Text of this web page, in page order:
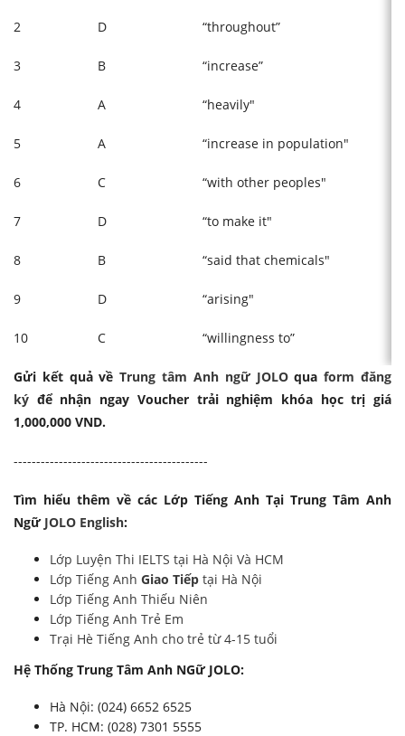
2 D “throughout”
3 B “increase”
4 A “heavily"
5 A “increase in population"
6 C “with other peoples"
7 D “to make it"
8 B “said that chemicals"
9 D “arising"
10 C “willingness to”
Gửi kết quả về Trung tâm Anh ngữ JOLO qua form đăng
ký để nhận ngay Voucher trải nghiệm khóa học trị giá
1,000,000 VND.
-------------------------------------------
Tìm hiểu thêm về các Lớp Tiếng Anh Tại Trung Tâm Anh
Ngữ JOLO English:
Lớp Luyện Thi IELTS tại Hà Nội Và HCM
Lớp Tiếng Anh Giao Tiếp tại Hà Nội
Lớp Tiếng Anh Thiếu Niên
Lớp Tiếng Anh Trẻ Em
Trại Hè Tiếng Anh cho trẻ từ 4-15 tuổi
Hệ Thống Trung Tâm Anh NGữ JOLO:
Hà Nội: (024) 6652 6525
TP. HCM: (028) 7301 5555